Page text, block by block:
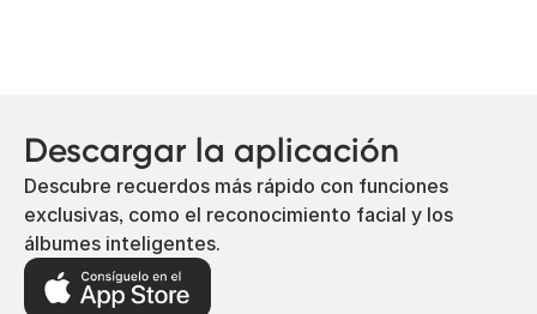
Descargar la aplicación
Descubre recuerdos más rápido con funciones
exclusivas, como el reconocimiento facial y los
álbumes inteligentes.